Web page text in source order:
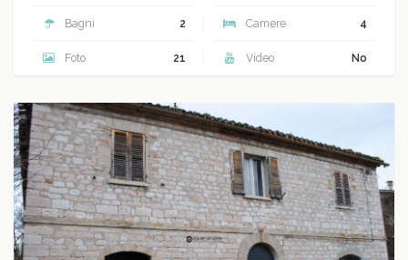
Bagni 2 Camere 4
Foto 21 Video No